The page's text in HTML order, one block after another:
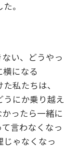
。
い、どうやっ
になる
私たちは、
うにか乗り越え
ったら一緒に
言わなくなっ
じゃなくなっ